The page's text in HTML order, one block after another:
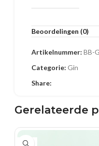
Beoordelingen (0)
Artikelnummer: BB-
Categorie: Gin
Share:
Gerelateerde
0.5 L